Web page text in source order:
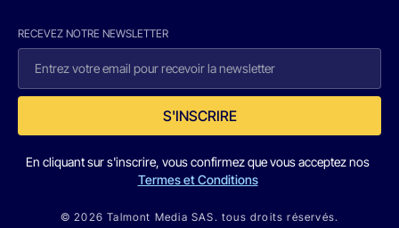
RECEVEZ NOTRE NEWSLETTER
S'INSCRIRE
En cliquant sur s'inscrire, vous confirmez que vous acceptez nos
Termes et Conditions
© 2026 Talmont Media SAS. tous droits réservés.